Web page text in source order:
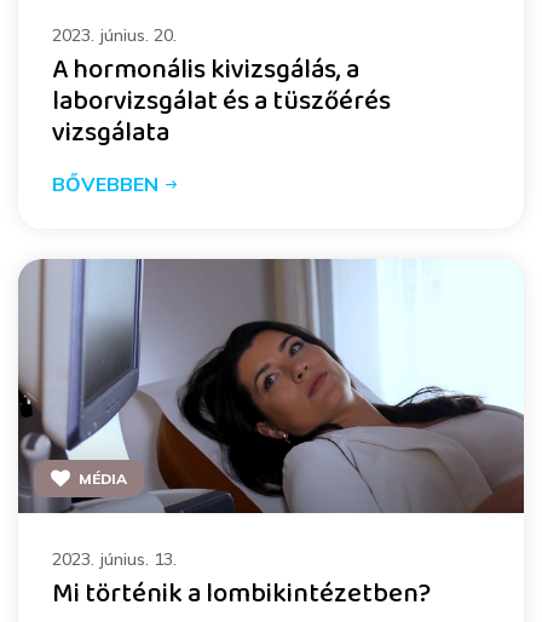
2023. június. 20.
A hormonális kivizsgálás, a
laborvizsgálat és a tüszőérés
vizsgálata
BŐVEBBEN
MÉDIA
2023. június. 13.
Mi történik a lombikintézetben?